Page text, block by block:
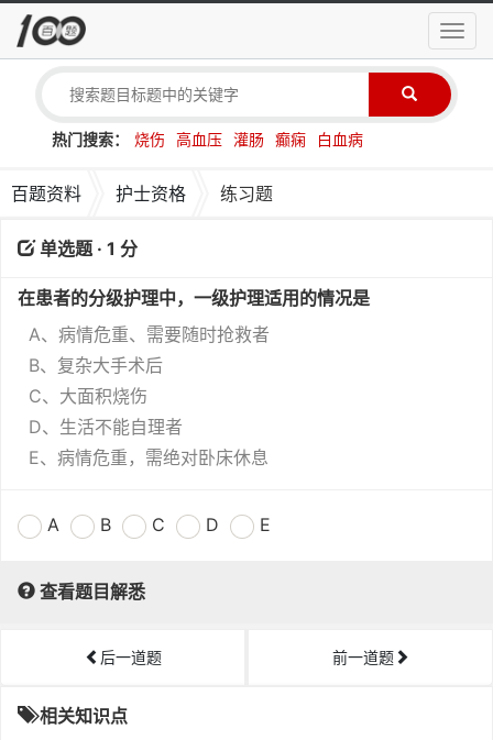
导
航
热门搜索： 烧伤 高血压 灌肠 癫痫 白血病
百题资料 护士资格 练习题
单选题 · 1 分
在患者的分级护理中，一级护理适用的情况是
A、病情危重、需要随时抢救者
B、复杂大手术后
C、大面积烧伤
D、生活不能自理者
E、病情危重，需绝对卧床休息
A B C D E
查看题目解悉
后一道题 前一道题
相关知识点